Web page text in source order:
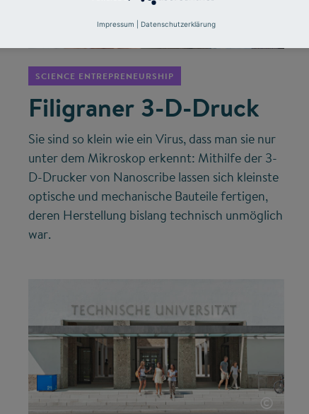
SCIENCE ENTREPRENEURSHIP
Filigraner 3-D-Druck
Sie sind so klein wie ein Virus, dass man sie nur
unter dem Mikroskop erkennt: Mithilfe der 3-
D-Drucker von Nanoscribe lassen sich kleinste
optische und mechanische Bauteile fertigen,
deren Herstellung bislang technisch unmöglich
war.
©
Impressum Datenschutzerklärung